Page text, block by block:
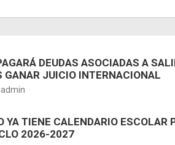
DEUDAS ASOCIADAS A
GANAR JUICIO INTERNACIONAL
admin
YA TIENE CALENDARIO ESCOLAR
2026-2027